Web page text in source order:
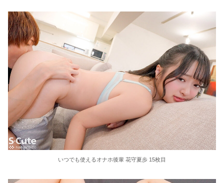
いつでも使えるオナホ後輩 花守夏歩 15枚目